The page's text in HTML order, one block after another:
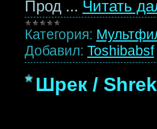
Прод ... Читать
Категория:
Добавил: Toshibabsf
Шрек /